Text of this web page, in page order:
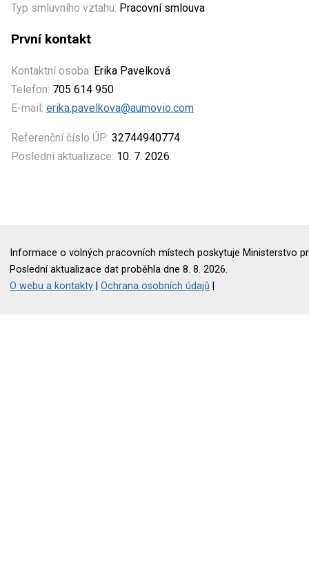
Typ smluvního vztahu: Pracovní smlouva
První kontakt
Kontaktní osoba: Erika Pavelková
Telefon: 705 614 950
E-mail: erika.pavelkova@aumovio.com
Referenční číslo ÚP: 32744940774
Poslední aktualizace: 10. 7. 2026
Informace o volných pracovních místech poskytuje Ministerstvo
Poslední aktualizace dat proběhla dne 8. 8. 2026.
O webu a kontakty |Ochrana osobních údajů